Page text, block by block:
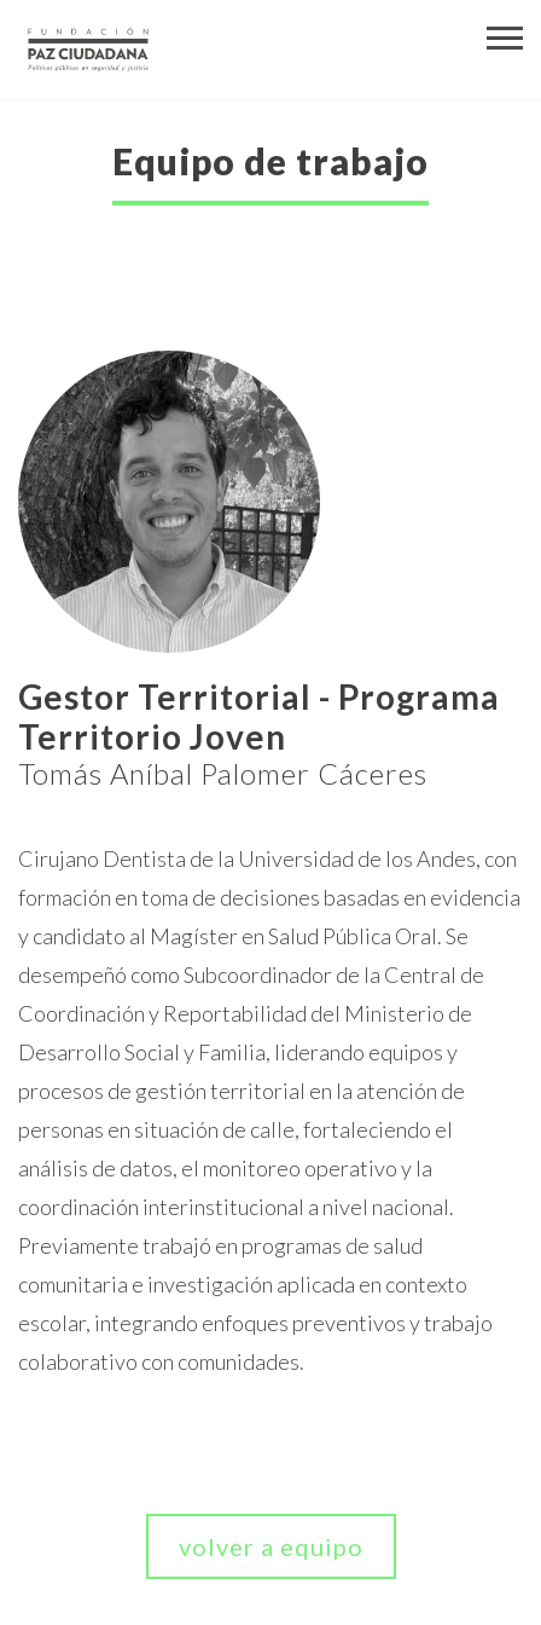
Equipo de trabajo
Gestor Territorial - Programa
Territorio Joven
Tomás Aníbal Palomer Cáceres
Cirujano Dentista de la Universidad de los Andes, con
formación en toma de decisiones basadas en evidencia
y candidato al Magíster en Salud Pública Oral. Se
desempeñó como Subcoordinador de la Central de
Coordinación y Reportabilidad del Ministerio de
Desarrollo Social y Familia, liderando equipos y
procesos de gestión territorial en la atención de
personas en situación de calle, fortaleciendo el
análisis de datos, el monitoreo operativo y la
coordinación interinstitucional a nivel nacional.
Previamente trabajó en programas de salud
comunitaria e investigación aplicada en contexto
escolar, integrando enfoques preventivos y trabajo
colaborativo con comunidades.
volver a equipo